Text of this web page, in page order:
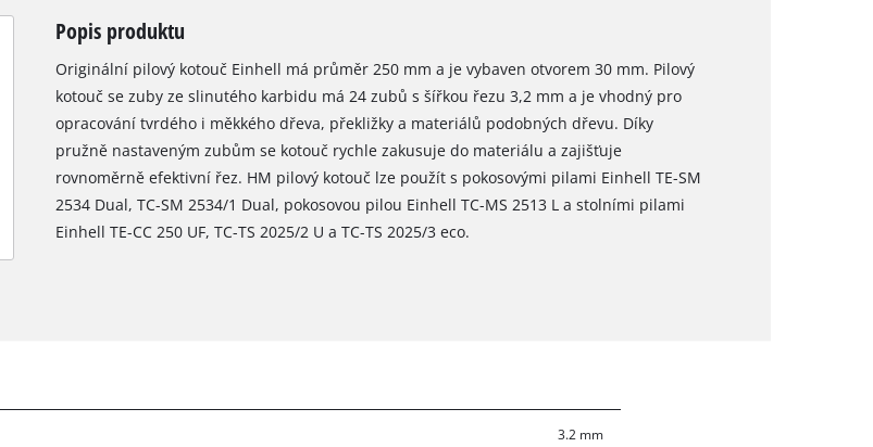
to trackers that are not disclosed to the
Popis produktu
Originální pilový kotouč Einhell má průměr 250 mm a je vybaven otvorem 30 mm. Pilový
kotouč se zuby ze slinutého karbidu má 24 zubů s šířkou řezu 3,2 mm a je vhodný pro
opracování tvrdého i měkkého dřeva, překližky a materiálů podobných dřevu. Díky
pružně nastaveným zubům se kotouč rychle zakusuje do materiálu a zajišťuje
rovnoměrně efektivní řez. HM pilový kotouč lze použít s pokosovými pilami Einhell TE-SM
2534 Dual, TC-SM 2534/1 Dual, pokosovou pilou Einhell TC-MS 2513 L a stolními pilami
Einhell TE-CC 250 UF, TC-TS 2025/2 U a TC-TS 2025/3 eco.
3.2 mm